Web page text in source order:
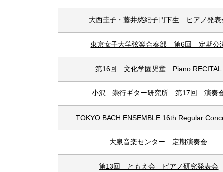
大西圭子・藤井悠紀子門下生 ピアノ発表
東京女子大学弦楽合奏部 第6回 定期公
第16回 文化学園児童 Piano RECITAL
小沢 崇行ギター研究所 第17回 演奏
TOKYO BACH ENSEMBLE 16th Regular
大泉音楽センター 定期演奏会
第13回 ともえ会 ピアノ研究発表会